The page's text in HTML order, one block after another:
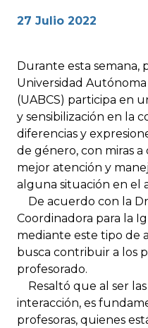
27 Julio 2022
Durante esta semana,
Universidad
(UABCS) participa en
y sensibilización en la
diferencias y
de género, con miras
mejor atención y
alguna situación en el
De acuerdo con la
Coordinadora para la
mediante este tipo de
busca contribuir a los
profesorado.
Resaltó que al ser
interacción, es
profesoras, quienes